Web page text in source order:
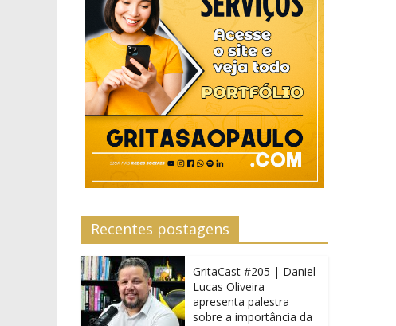
Recentes postagens
GritaCast #205 | Daniel
Lucas Oliveira
apresenta palestra
sobre a importância da